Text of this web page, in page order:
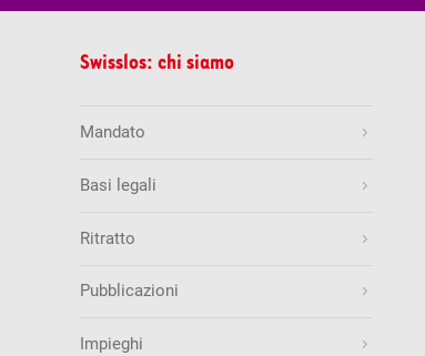
Swisslos: chi siamo
Mandato
Basi legali
Ritratto
Pubblicazioni
Impieghi